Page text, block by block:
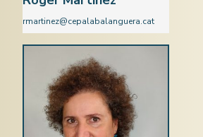
rmartinez@cepalabalanguera.cat
Català